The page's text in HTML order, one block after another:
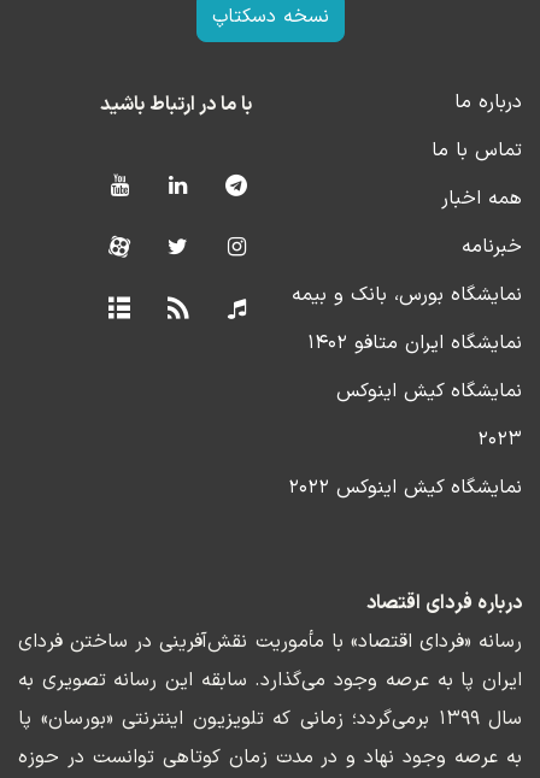
نسخه دسکتاپ
درباره ما
تماس با ما
همه اخبار
خبرنامه
نمایشگاه بورس، بانک و بیمه
نمایشگاه ایران متافو ۱۴۰۲
نمایشگاه کیش اینوکس
۲۰۲۳
نمایشگاه کیش اینوکس ۲۰۲۲
با ما در ارتباط باشید
درباره فردای اقتصاد
رسانه «فردای اقتصاد» با مأموریت نقش‌آفرینی در ساختن فردای
ایران پا به عرصه وجود می‌گذارد. سابقه این رسانه تصویری به
سال ۱۳۹۹ برمی‌گردد؛ زمانی که تلویزیون اینترنتی «بورسان» پا
به عرصه وجود نهاد و در مدت زمان کوتاهی توانست در حوزه